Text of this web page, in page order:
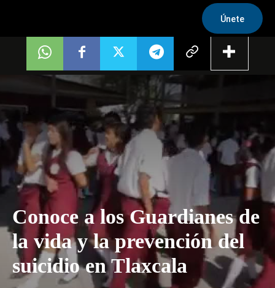
Únete
Conoce a los Guardianes de
la vida y la prevención del
suicidio en Tlaxcala